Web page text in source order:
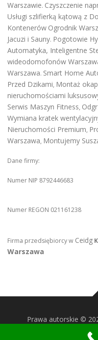
Warszawie. Czyszczenie
Usługi szlifierką kątową z
Kontenerów Ogrodnik
Jacuzi i Sauny. Pogotowie
Automatyka, Inteligentne
wideodomofonów
Warszawa. Smart Home
Przed Dzikami, Montaż
nieruchomościami
Serwis Maszyn Fitness,
Wymiana kratek
Nieruchomości Premium,
Warszawa, Montujemy
Dane firmy:
Numer NIP 8792446683
Numer REGON 021161238
Firma przedsiębiorcy w Ceidg
Warszawa
Prawa autorskie ©